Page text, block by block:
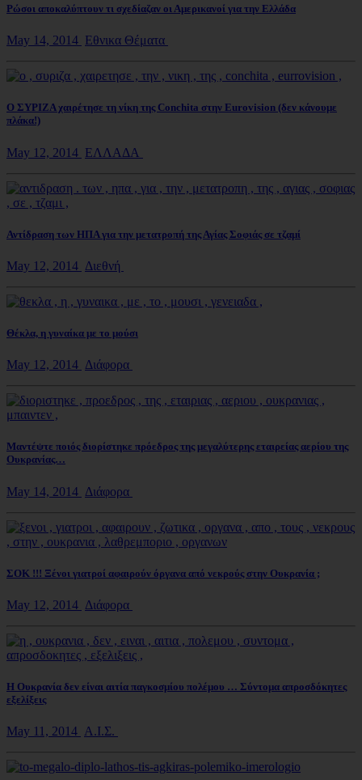
Ρώσοι αποκαλύπτουν τι σχεδίαζαν οι Αμερικανοί για την Ελλάδα
May 14, 2014 Εθνικα Θέματα
Ο ΣΥΡΙΖΑ χαιρέτησε τη νίκη της Conchita στην Eurovision (δεν κάνουμε
πλάκα!)
May 12, 2014 ΕΛΛΑΔΑ
Αντίδραση των ΗΠΑ για την μετατροπή της Αγίας Σοφιάς σε τζαμί
May 12, 2014 Διεθνή
Θέκλα, η γυναίκα με το μούσι
May 12, 2014 Διάφορα
Μαντέψτε ποιός διορίστηκε πρόεδρος της μεγαλύτερης εταιρείας αερίου της
Ουκρανίας…
May 14, 2014 Διάφορα
ΣΟΚ !!! Ξένοι γιατροί αφαιρούν όργανα από νεκρούς στην Ουκρανία ;
May 12, 2014 Διάφορα
Η Ουκρανία δεν είναι αιτία παγκοσμίου πολέμου … Σύντομα απροσδόκητες
εξελίξεις
May 11, 2014 Α.Ι.Σ.